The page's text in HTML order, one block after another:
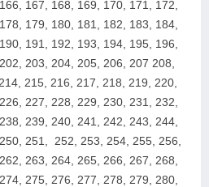
167, 168, 169, 170, 171, 172,
179, 180, 181, 182, 183, 184,
191, 192, 193, 194, 195, 196,
203, 204, 205, 206, 207 208,
215, 216, 217, 218, 219, 220,
227, 228, 229, 230, 231, 232,
239, 240, 241, 242, 243, 244,
251, 252, 253, 254, 255, 256,
263, 264, 265, 266, 267, 268,
275, 276, 277, 278, 279, 280,